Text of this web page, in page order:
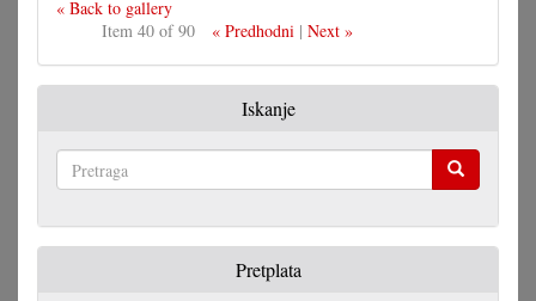
« Back to gallery
Item 40 of 90
« Predhodni| Next »
Iskanje
Pretplata